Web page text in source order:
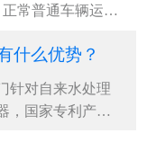
常普通车辆运输
什么优势？
针对自来水处理
，国家专利产品